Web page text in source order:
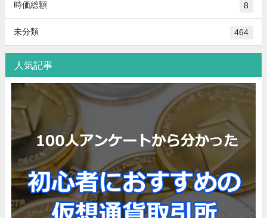
時価総額 8
未分類 464
人気記事